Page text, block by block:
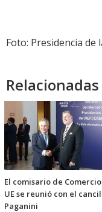
Foto: Presidencia de
Relacionadas
El comisario de
UE se reunió con el
Paganini